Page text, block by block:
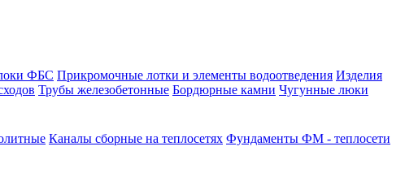
ФБС Прикромочные лотки и элементы водоотведения Изделия
Трубы железобетонные Бордюрные камни Чугунные люки
Каналы сборные на теплосетях Фундаменты ФМ - теплосети